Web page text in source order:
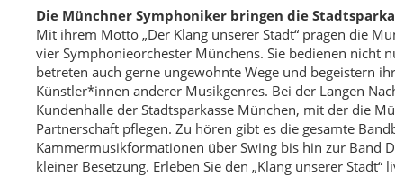
Die Münchner Symphoniker bringen die
Mit ihrem Motto „Der Klang unserer Stadt“ prägen die
vier Symphonieorchester Münchens. Sie bedienen nicht
betreten auch gerne ungewohnte Wege und begeistern
Künstler*innen anderer Musikgenres. Bei der Langen
Kundenhalle der Stadtsparkasse München, mit der die
Partnerschaft pflegen. Zu hören gibt es die gesamte
Kammermusikformationen über Swing bis hin zur Band
kleiner Besetzung. Erleben Sie den „Klang unserer